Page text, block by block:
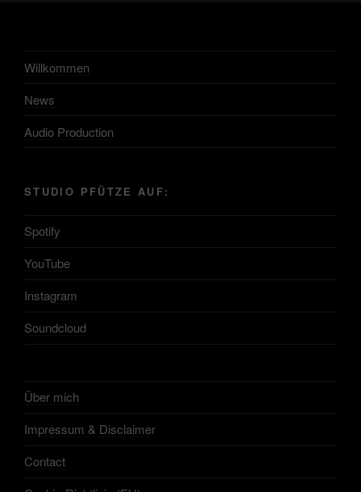
Willkommen
News
Audio Production
STUDIO PFÜTZE AUF:
Spotify
YouTube
Instagram
Soundcloud
Über mich
Impressum & Disclaimer
Contact